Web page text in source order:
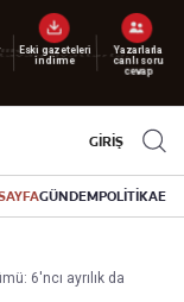
Eski gazeteleri
indirme
Yazarlarla
canlı soru
cevap
GİRİŞ
GÜNDEMPOLİTİKA
6'ncı ayrılık da